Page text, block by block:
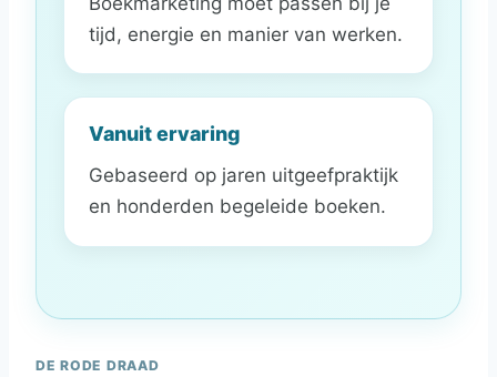
tijd, energie en manier van werken.
Vanuit ervaring
Gebaseerd op jaren uitgeefpraktijk
en honderden begeleide boeken.
DE RODE DRAAD